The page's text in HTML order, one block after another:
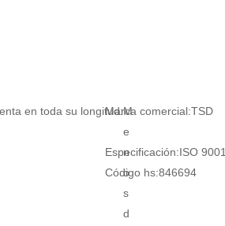
en toda su longitud:M
e
n
o
s
d
Marca comercial:TSD
Especificación:ISO 9001
Código hs:846694